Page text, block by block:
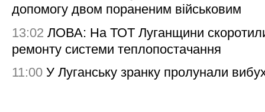
допомогу двом пораненим військовим
13:02 ЛОВА: На ТОТ Луганщини
ремонту системи теплопостачання
11:00 У Луганську зранку пролунали